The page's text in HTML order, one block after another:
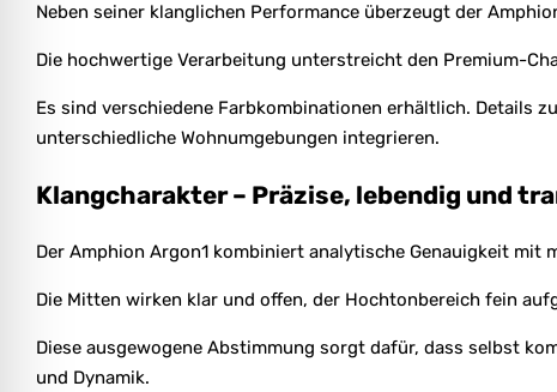
Neben seiner klanglichen Performance überzeugt der
Die hochwertige Verarbeitung unterstreicht den Premium-
Es sind verschiedene Farbkombinationen erhältlich. Details
unterschiedliche Wohnumgebungen integrieren.
Klangcharakter – Präzise, lebendig und
Der Amphion Argon1 kombiniert analytische Genauigkeit mit
Die Mitten wirken klar und offen, der Hochtonbereich fein
Diese ausgewogene Abstimmung sorgt dafür, dass selbst
und Dynamik.